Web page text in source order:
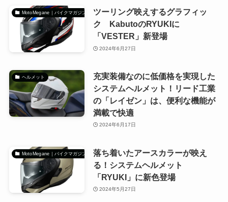
MotoMegane｜バイクマガジン
ツーリング映えするグラフィッ
ク KabutoのRYUKIに
「VESTER」新登場
2024年6月27日
ヘルメット
充実装備なのに低価格を実現した
システムヘルメット！リード工業
の「レイゼン」は、便利な機能が
満載で快適
2024年6月17日
MotoMegane｜バイクマガジン
落ち着いたアースカラーが映え
る！システムヘルメット
「RYUKI」に新色登場
2024年5月27日